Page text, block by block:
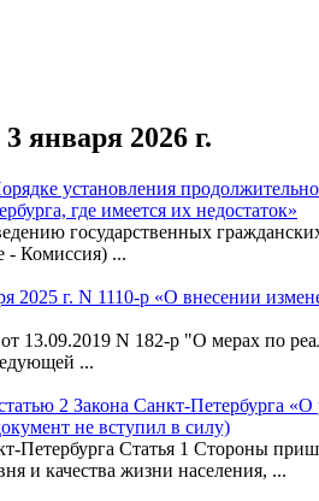
января 2026 г.
установления
где имеется их недостаток»
государственных
- Комиссия) ...
2025 г. N 1110-р «О внесении
13.09.2019 N 182-р "О мерах по
...
2 Закона Санкт-Петербурга
не вступил в силу)
Петербурга Статья 1 Стороны
и качества жизни населения, ...